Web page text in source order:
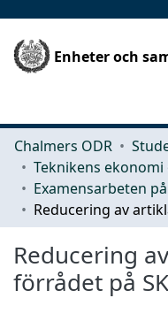
Enheter och
Chalmers ODR
Reducering
förrådet på